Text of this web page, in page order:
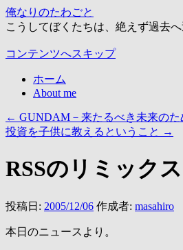
俺なりのたわごと
こうしてぼくたちは、絶えず過去
コンテンツへスキップ
ホーム
About me
← GUNDAM－来たるべき未来のた
投資を子供に教えるということ →
RSSのリミックス
投稿日: 2005/12/06 作成者: masahiro
本日のニュースより。